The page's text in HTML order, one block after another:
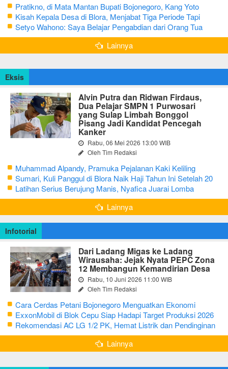
Pratikno, di Mata Mantan Bupati Bojonegoro, Kang Yoto
Kisah Kepala Desa di Blora, Menjabat Tiga Periode Tapi
Masih Hidup Sederhana
Setyo Wahono: Saya Belajar Pengabdian dari Orang Tua
Lainnya
Eksis
Alvin Putra dan Ridwan Firdaus,
Dua Pelajar SMPN 1 Purwosari
yang Sulap Limbah Bonggol
Pisang Jadi Kandidat Pencegah
Kanker
Rabu, 06 Mei 2026 13:00 WIB
Oleh Tim Redaksi
Muhammad Alpandy, Pramuka Pejalanan Kaki Keliling
Nusantara dengan Misi Literasi Budaya
Sumari, Kuli Panggul di Blora Naik Haji Tahun Ini Setelah 20
Tahun Sisihkan Uang Receh
Latihan Serius Berujung Manis, Nyafica Juarai Lomba
Bertutur tentang Nilai Hidup Orang Samin
Lainnya
Infotorial
Dari Ladang Migas ke Ladang
Wirausaha: Jejak Nyata PEPC Zona
12 Membangun Kemandirian Desa
Rabu, 10 Juni 2026 11:00 WIB
Oleh Tim Redaksi
Cara Cerdas Petani Bojonegoro Menguatkan Ekonomi
Keluarga
ExxonMobil di Blok Cepu Siap Hadapi Target Produksi 2026
Rekomendasi AC LG 1/2 PK, Hemat Listrik dan Pendinginan
Maksimal
Lainnya